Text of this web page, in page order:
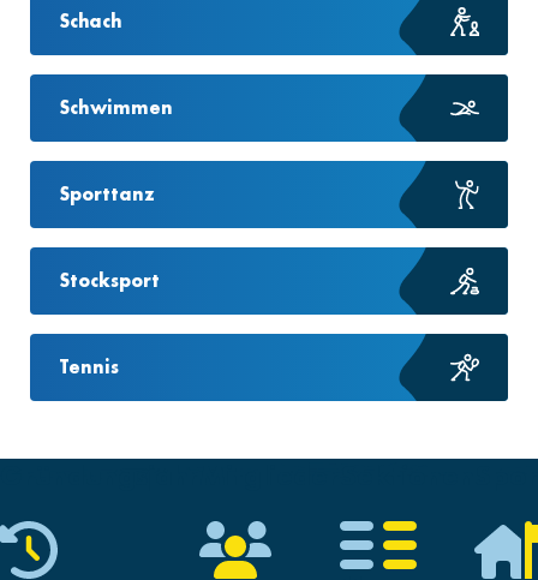
Schach
Schwimmen
Sporttanz
Stocksport
Tennis